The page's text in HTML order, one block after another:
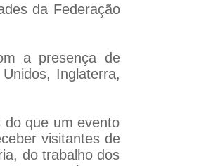
da Federação
a presença de
Inglaterra,
que um evento
visitantes de
do trabalho dos